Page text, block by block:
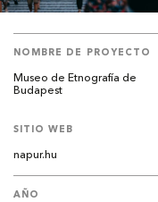
NOMBRE DE PROYECTO
Museo de Etnografía de
Budapest
SITIO WEB
napur.hu
AÑO